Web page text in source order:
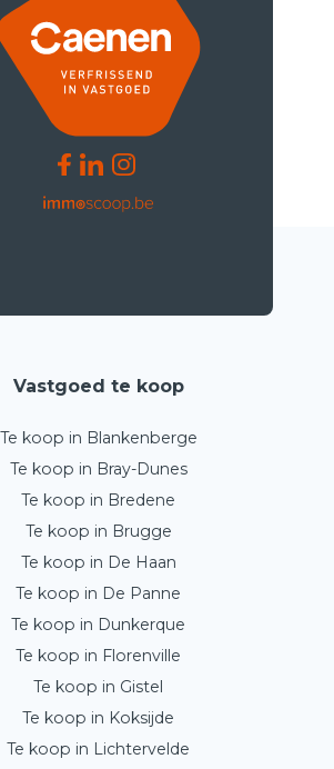
Vastgoed te koop
Te koop in Blankenberge
Te koop in Bray-Dunes
Te koop in Bredene
Te koop in Brugge
Te koop in De Haan
Te koop in De Panne
Te koop in Dunkerque
Te koop in Florenville
Te koop in Gistel
Te koop in Koksijde
Te koop in Lichtervelde